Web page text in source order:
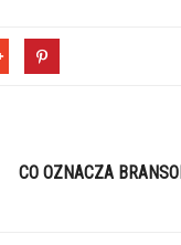
CO OZNACZA